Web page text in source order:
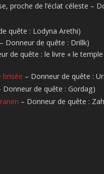
proche de l’éclat céleste –
quête : Lodyna Arethi)
Donneur de quête : Drillk)
de quête : le livre « le temple
brisée – Donneur de quête :
de quête : Gordag)
– Donneur de quête :